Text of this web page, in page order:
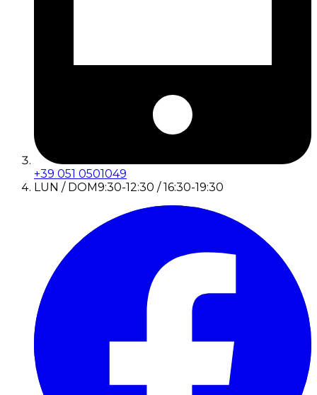
+39 051 0501049
LUN / DOM9:30-12:30 / 16:30-19:30